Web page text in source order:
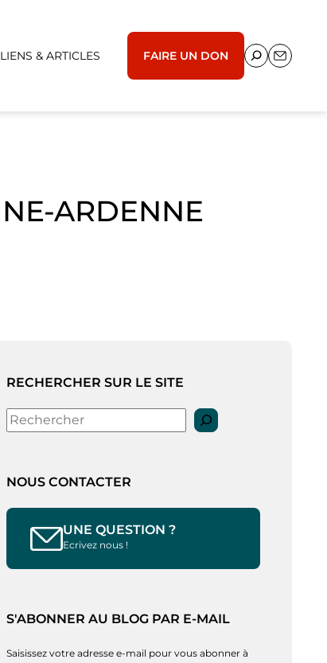
LIENS & ARTICLES FAIRE UN DON
ARDENNE
RECHERCHER SUR LE SITE
Rechercher
NOUS CONTACTER
UNE QUESTION ?
Ecrivez nous !
S'ABONNER AU BLOG PAR E-MAIL
Saisissez votre adresse e-mail pour vous abonner à